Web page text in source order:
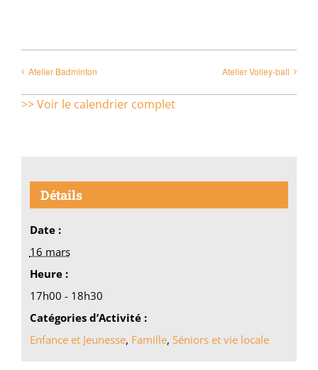
Atelier Badminton Atelier Volley-ball
>> Voir le calendrier complet
Détails
Date :
16 mars
Heure :
17h00 - 18h30
Catégories d’Activité :
Enfance et Jeunesse, Famille, Séniors et vie locale